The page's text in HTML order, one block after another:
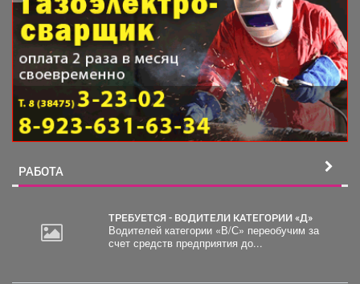
РАБОТА
ТРЕБУЕТСЯ - ВОДИТЕЛИ КАТЕГОРИИ «Д»
Водителей категории «В/С» переобучим за
счет средств предприятия до...